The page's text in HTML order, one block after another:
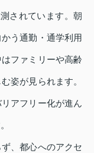
されています。朝
う通勤・通学利用
ファミリーや高齢
姿が見られます。
アフリー化が進ん
、都心へのアクセ